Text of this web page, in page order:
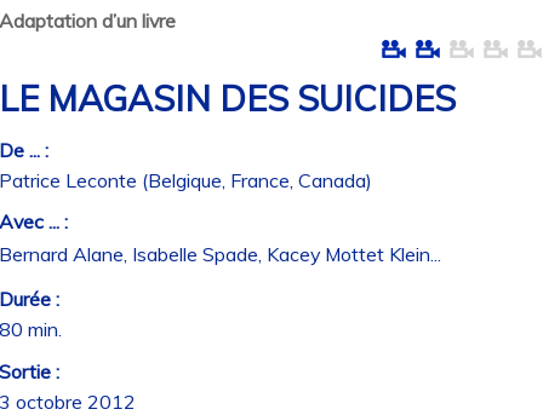
d’un livre
MAGASIN DES SUICIDES
... :
Leconte (Belgique, France, Canada)
... :
Alane, Isabelle Spade, Kacey Mottet Klein...
:
min.
:
octobre 2012